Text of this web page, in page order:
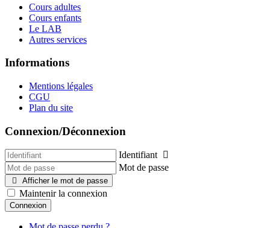
Cours adultes
Cours enfants
Le LAB
Autres services
Informations
Mentions légales
CGU
Plan du site
Connexion/Déconnexion
Identifiant
Mot de passe
Afficher le mot de passe
Maintenir la connexion
Connexion